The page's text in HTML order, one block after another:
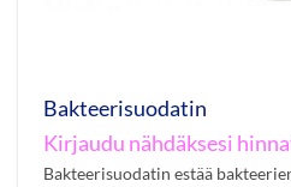
Bakteerisuodatin
Kirjaudu nähdäksesi
Bakteerisuodatin estää